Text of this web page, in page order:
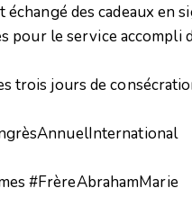
des cadeaux en
pour le service accompli
trois jours de
#FrèreAbrahamMarie